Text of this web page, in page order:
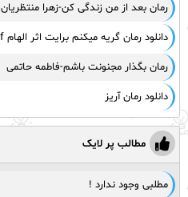
رمان بعد از من زندگی کن-زهرا منتظریان
دانلود رمان گریه میکنم برایت اثر الهام pdf
رمان بگذار مجنونت باشم-فاطمه حاتمی
دانلود رمان آریز
مطالب پر لایک
مطلبی وجود ندارد !